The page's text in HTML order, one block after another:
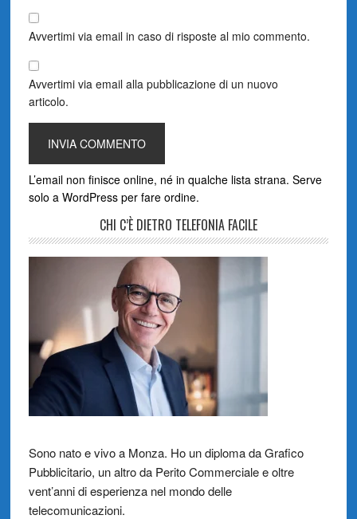
Avvertimi via email in caso di risposte al mio commento.
Avvertimi via email alla pubblicazione di un nuovo
articolo.
L’email non finisce online, né in qualche lista strana. Serve
solo a WordPress per fare ordine.
CHI C’È DIETRO TELEFONIA FACILE
Sono nato e vivo a Monza. Ho un diploma da Grafico
Pubblicitario, un altro da Perito Commerciale e oltre
vent’anni di esperienza nel mondo delle
telecomunicazioni.